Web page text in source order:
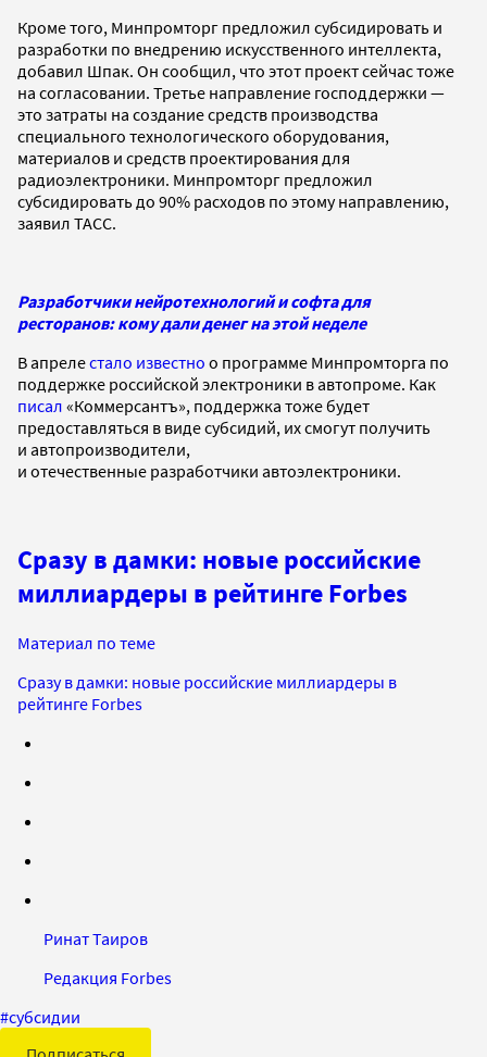
Кроме того, Минпромторг предложил субсидировать и
разработки по внедрению искусственного интеллекта,
добавил Шпак. Он сообщил, что этот проект сейчас тоже
на согласовании. Третье направление господдержки —
это затраты на создание средств производства
специального технологического оборудования,
материалов и средств проектирования для
радиоэлектроники. Минпромторг предложил
субсидировать до 90% расходов по этому направлению,
заявил ТАСС.
Разработчики нейротехнологий и софта для
ресторанов: кому дали денег на этой неделе
В апрелестало известно о программе Минпромторга по
поддержке российской электроники в автопроме. Как
писал «Коммерсантъ», поддержка тоже будет
предоставляться в виде субсидий, их смогут получить
и автопроизводители,
и отечественные разработчики автоэлектроники.
Сразу в дамки: новые российские
миллиардеры в рейтинге Forbes
Материал по теме
Сразу в дамки: новые российские миллиардеры в
рейтинге Forbes
Ринат Таиров
Редакция Forbes
#субсидии